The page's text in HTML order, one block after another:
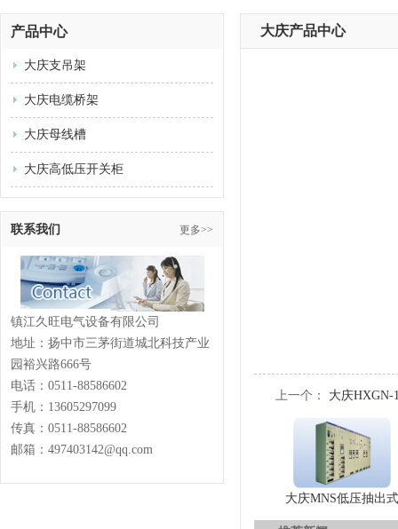
产品中心
大庆支吊架
大庆电缆桥架
大庆母线槽
大庆高低压开关柜
联系我们 更多>>
镇江久旺电气设备有限公司
地址：扬中市三茅街道城北科技产业
园裕兴路666号
电话： 0511-88586602
手机：13605297099
传真： 0511-88586602
邮箱：497403142@qq.com
大庆产品中心
上一个： 大庆HXGN-
大庆MNS低压抽出